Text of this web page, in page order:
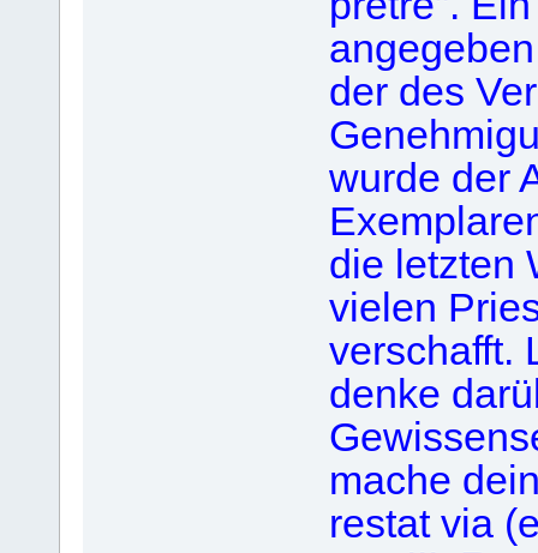
der des
wurde der
die letzten
vielen
verschafft.
denke
mache
restat via